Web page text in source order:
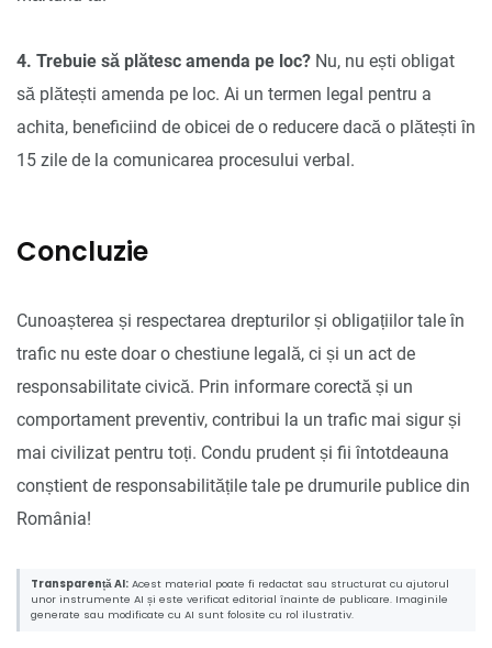
4. Trebuie să plătesc amenda pe loc? Nu, nu ești obligat
să plătești amenda pe loc. Ai un termen legal pentru a
achita, beneficiind de obicei de o reducere dacă o plătești în
15 zile de la comunicarea procesului verbal.
Concluzie
Cunoașterea și respectarea drepturilor și obligațiilor tale în
trafic nu este doar o chestiune legală, ci și un act de
responsabilitate civică. Prin informare corectă și un
comportament preventiv, contribui la un trafic mai sigur și
mai civilizat pentru toți. Condu prudent și fii întotdeauna
conștient de responsabilitățile tale pe drumurile publice din
România!
Transparență AI: Acest material poate fi redactat sau structurat cu ajutorul
unor instrumente AI și este verificat editorial înainte de publicare. Imaginile
generate sau modificate cu AI sunt folosite cu rol ilustrativ.